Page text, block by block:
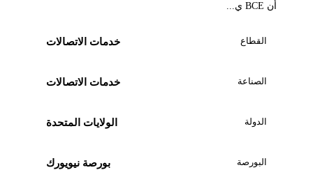
أن BCE ي...
القطاع خدمات الاتصالات
الصناعة خدمات الاتصالات
الدولة الولايات المتحدة
البورصة بورصة نيويورك